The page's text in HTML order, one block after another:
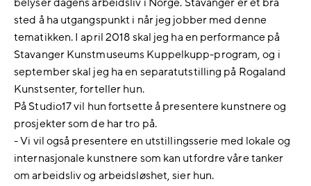
belyser dagens arbeidsliv i Norge. Stavanger er et bra
sted å ha utgangspunkt i når jeg jobber med denne
tematikken. I april 2018 skal jeg ha en performance på
Stavanger Kunstmuseums Kuppelkupp-program, og i
september skal jeg ha en separatutstilling på Rogaland
Kunstsenter, forteller hun.
På Studio17 vil hun fortsette å presentere kunstnere og
prosjekter som de har tro på.
- Vi vil også presentere en utstillingsserie med lokale og
internasjonale kunstnere som kan utfordre våre tanker
om arbeidsliv og arbeidsløshet, sier hun.